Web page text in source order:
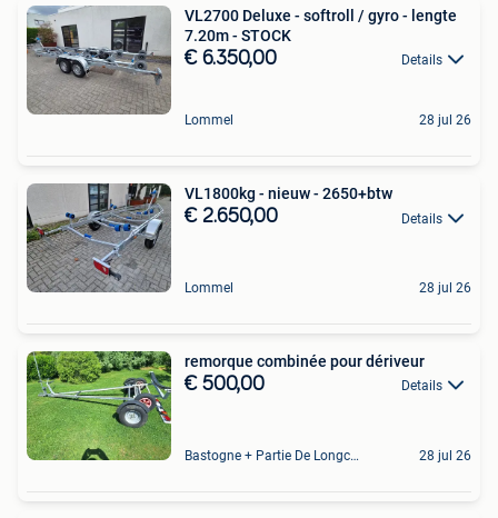
VL2700 Deluxe - softroll / gyro - lengte
7.20m - STOCK
€ 6.350,00 Details
Lommel 28 jul 26
VL1800kg - nieuw - 2650+btw
€ 2.650,00 Details
Lommel 28 jul 26
remorque combinée pour dériveur
€ 500,00 Details
Bastogne + Partie De Longchamps Et Sibret 28 jul 26